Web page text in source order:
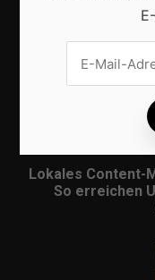
Lokales Content-
So erreichen